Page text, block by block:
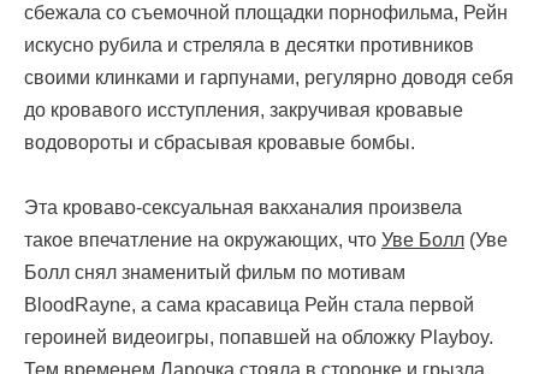
сбежала со съемочной площадки порнофильма, Рейн
искусно рубила и стреляла в десятки противников
своими клинками и гарпунами, регулярно доводя себя
до кровавого исступления, закручивая кровавые
водовороты и сбрасывая кровавые бомбы.
Эта кроваво-сексуальная вакханалия произвела
такое впечатление на окружающих, что Уве Болл (Уве
Болл снял знаменитый фильм по мотивам
BloodRayne, а сама красавица Рейн стала первой
героиней видеоигры, попавшей на обложку Playboy.